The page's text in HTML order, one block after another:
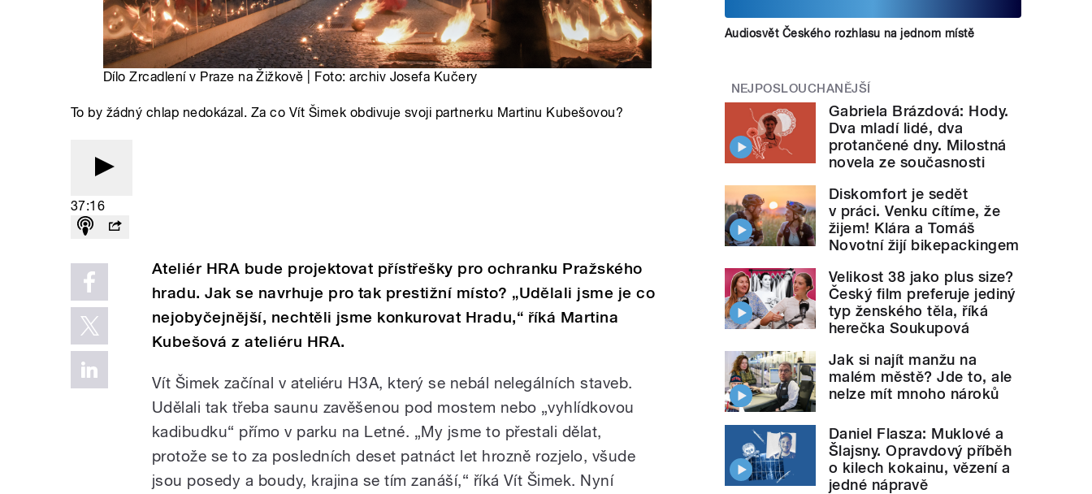
Dílo Zrcadlení v Praze na Žižkově | Foto: archiv Josefa Kučery
To by žádný chlap nedokázal. Za co Vít Šimek obdivuje svoji partnerku Martinu Kubešovou?
37:16
Ateliér HRA bude projektovat přístřešky pro ochranku Pražského
hradu. Jak se navrhuje pro tak prestižní místo? „Udělali jsme je co
nejobyčejnější, nechtěli jsme konkurovat Hradu,“ říká Martina
Kubešová z ateliéru HRA.
Vít Šimek začínal v ateliéru H3A, který se nebál nelegálních staveb.
Udělali tak třeba saunu zavěšenou pod mostem nebo „vyhlídkovou
kadibudku“ přímo v parku na Letné. „My jsme to přestali dělat,
protože se to za posledních deset patnáct let hrozně rozjelo, všude
jsou posedy a boudy, krajina se tím zanáší,“ říká Vít Šimek. Nyní
Audiosvět Českého rozhlasu na jednom místě
NEJPOSLOUCHANĚJŠÍ
Gabriela Brázdová: Hody.
Dva mladí lidé, dva
protančené dny. Milostná
novela ze současnosti
Diskomfort je sedět
v práci. Venku cítíme, že
žijem! Klára a Tomáš
Novotní žijí bikepackingem
Velikost 38 jako plus size?
Český film preferuje jediný
typ ženského těla, říká
herečka Soukupová
Jak si najít manžu na
malém městě? Jde to, ale
nelze mít mnoho nároků
Daniel Flasza: Muklové a
Šlajsny. Opravdový příběh
o kilech kokainu, vězení a
jedné nápravě